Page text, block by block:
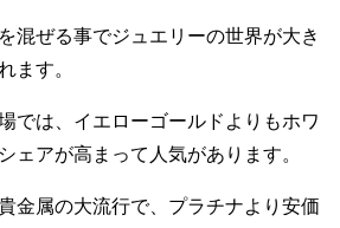
混ぜる事でジュエリーの世界が大き
ます。
では、イエローゴールドよりもホワ
ェアが高まって人気があります。
金属の大流行で、プラチナより安価